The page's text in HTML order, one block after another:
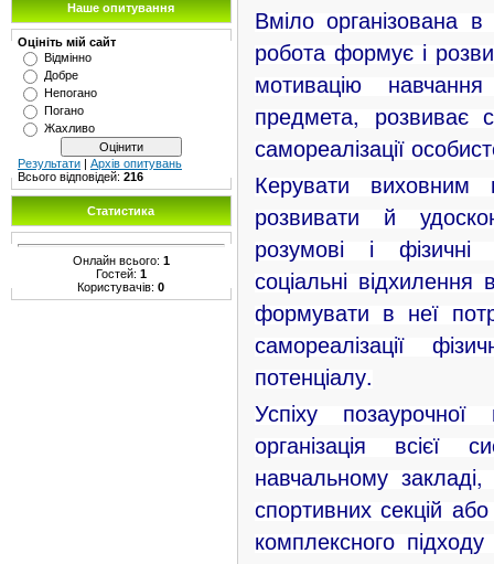
Наше опитування
Оцініть мій сайт
Відмінно
Добре
Непогано
Погано
Жахливо
Результати | Архів опитувань
Всього відповідей: 216
Статистика
Онлайн всього: 1
Гостей: 1
Користувачів:0
Вміло організована
робота формує і
мотивацію
предмета, розвиває
самореалізації
Керувати
розвивати й
розумові і фізичні
соціальні відхилення
формувати в неї
самореалізації
потенціалу.
Успіху
організація всієї
навчальному
спортивних секцій
комплексного